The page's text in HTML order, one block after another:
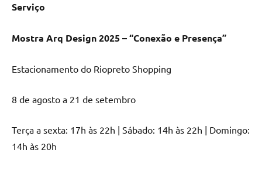
Serviço
Mostra Arq Design 2025 – “Conexão e Presença”
Estacionamento do Riopreto Shopping
8 de agosto a 21 de setembro
Terça a sexta: 17h às 22h | Sábado: 14h às 22h | Domingo:
14h às 20h